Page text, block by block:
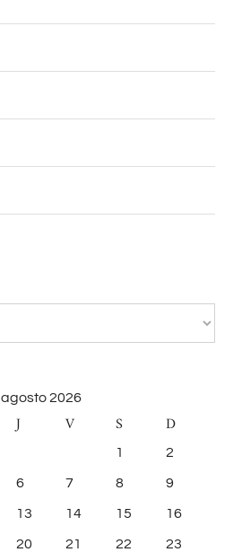
agosto 2026
J V S D
1 2
6 7 8 9
13 14 15 16
20 21 22 23